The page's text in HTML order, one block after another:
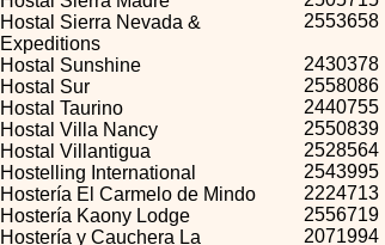
Hostal Sierra Nevada &
Expeditions
Hostal Sunshine
Hostal Sur
Hostal Taurino
Hostal Villa Nancy
Hostal Villantigua
Hostelling International
Hostería El Carmelo de Mindo
Hostería Kaony Lodge
Hostería y Cauchera La
2553658
2430378
2558086
2440755
2550839
2528564
2543995
2224713
2556719
2071994